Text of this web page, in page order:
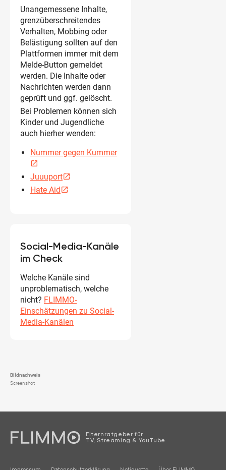
Unangemessene Inhalte,
grenzüberschreitendes
Verhalten, Mobbing oder
Belästigung sollten auf den
Plattformen immer mit dem
Melde-Button gemeldet
werden. Die Inhalte oder
Nachrichten werden dann
geprüft und ggf. gelöscht.
Bei Problemen können sich
Kinder und Jugendliche
auch hierher wenden:
Nummer gegen Kummer
open_in_new
Juuuportopen_in_new
Hate Aidopen_in_new
Social-Media-Kanäle
im Check
Welche Kanäle sind
unproblematisch, welche
nicht? FLIMMO-
Einschätzungen zu Social-
Media-Kanälen
Bildnachweis
Screenshot
Elternratgeber für
TV, Streaming & YouTube